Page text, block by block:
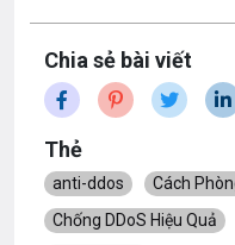
Chia sẻ bài viết
Thẻ
anti-ddos
Cách
Chống DDoS Hiệu Quả